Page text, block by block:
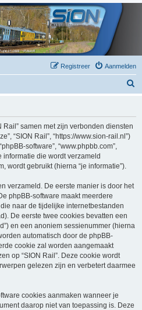
Aanmelden
Registreer
Rail” samen met zijn verbonden diensten
“SION Rail”, “https://www.sion-rail.nl”)
software”, “www.phpbb.com”,
informatie die wordt verzameld
wordt gebruikt (hierna “je informatie”).
verzameld. De eerste manier is door het
phpBB-software maakt meerdere
naar de tijdelijke internetbestanden
De eerste twee cookies bevatten een
en een anoniem sessienummer (hierna
automatisch door de phpBB-
cookie zal worden aangemaakt
op “SION Rail”. Deze cookie wordt
gelezen zijn en verbetert daarmee
cookies aanmaken wanneer je
daarop niet van toepassing is. Deze